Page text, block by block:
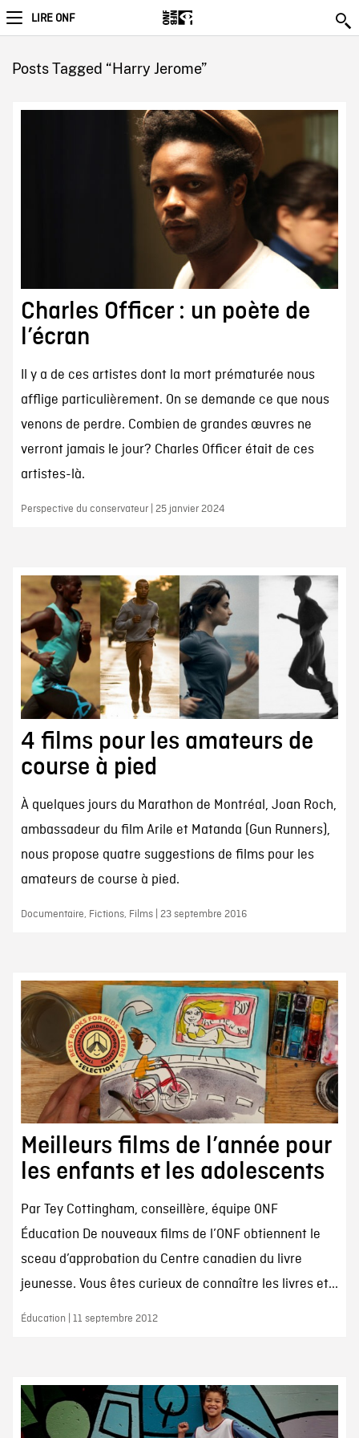
LIRE ONF
Posts Tagged “Harry Jerome”
Charles Officer : un poète de
l’écran
Il y a de ces artistes dont la mort prématurée nous
afflige particulièrement. On se demande ce que nous
venons de perdre. Combien de grandes œuvres ne
verront jamais le jour? Charles Officer était de ces
artistes-là.
Perspective du conservateur | 25 janvier 2024
4 films pour les amateurs de
course à pied
À quelques jours du Marathon de Montréal, Joan Roch,
ambassadeur du film Arile et Matanda (Gun Runners),
nous propose quatre suggestions de films pour les
amateurs de course à pied.
Documentaire, Fictions, Films | 23 septembre 2016
Meilleurs films de l’année pour
les enfants et les adolescents
Par Tey Cottingham, conseillère, équipe ONF
Éducation De nouveaux films de l’ONF obtiennent le
sceau d’approbation du Centre canadien du livre
jeunesse. Vous êtes curieux de connaître les livres et...
Éducation | 11 septembre 2012